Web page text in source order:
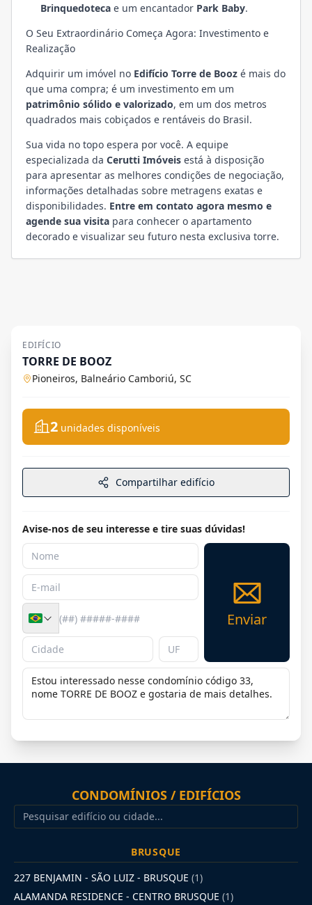
Brinquedoteca e um encantador Park Baby.
O Seu Extraordinário Começa Agora: Investimento e
Realização
Adquirir um imóvel no Edifício Torre de Booz é mais do
que uma compra; é um investimento em um
patrimônio sólido e valorizado, em um dos metros
quadrados mais cobiçados e rentáveis do Brasil.
Sua vida no topo espera por você. A equipe
especializada da Cerutti Imóveis está à disposição
para apresentar as melhores condições de negociação,
informações detalhadas sobre metragens exatas e
disponibilidades. Entre em contato agora mesmo e
agende sua visita para conhecer o apartamento
decorado e visualizar seu futuro nesta exclusiva torre.
EDIFÍCIO
TORRE DE BOOZ
Pioneiros, Balneário Camboriú, SC
2 unidades disponíveis
Compartilhar edifício
Avise-nos de seu interesse e tire suas dúvidas!
Enviar
CONDOMÍNIOS / EDIFÍCIOS
BRUSQUE
227 BENJAMIN - SÃO LUIZ - BRUSQUE (1)
ALAMANDA RESIDENCE - CENTRO BRUSQUE (1)